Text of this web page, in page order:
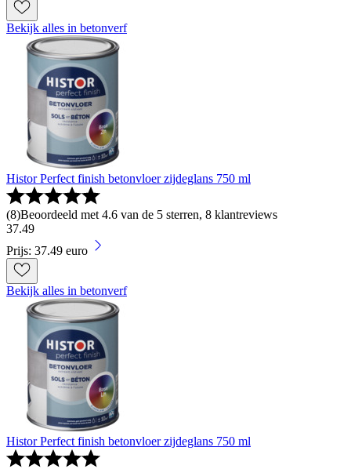
Bekijk alles in betonverf
Histor Perfect finish betonvloer zijdeglans 750 ml
(8)Beoordeeld met 4.6 van de 5 sterren, 8 klantreviews
37.49
Prijs: 37.49 euro
Bekijk alles in betonverf
Histor Perfect finish betonvloer zijdeglans 750 ml